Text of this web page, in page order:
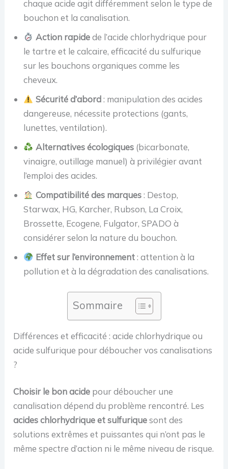
chaque acide agit différemment selon le type de
bouchon et la canalisation.
Action rapidede l’acide chlorhydrique pour
le tartre et le calcaire, efficacité du sulfurique
sur les bouchons organiques comme les
cheveux.
Sécurité d’abord: manipulation des acides
dangereuse, nécessite protections (gants,
lunettes, ventilation).
Alternatives écologiques(bicarbonate,
vinaigre, outillage manuel) à privilégier avant
l’emploi des acides.
Compatibilité des marques: Destop,
Starwax, HG, Karcher, Rubson, La Croix,
Brossette, Ecogene, Fulgator, SPADO à
considérer selon la nature du bouchon.
Effet sur l’environnement: attention à la
pollution et à la dégradation des canalisations.
Sommaire
Différences et efficacité : acide chlorhydrique ou
acide sulfurique pour déboucher vos canalisations
?
Choisir le bon acide pour déboucher une
canalisation dépend du problème rencontré. Les
acides chlorhydrique et sulfuriquesont des
solutions extrêmes et puissantes qui n’ont pas le
même spectre d’action ni le même niveau de risque.